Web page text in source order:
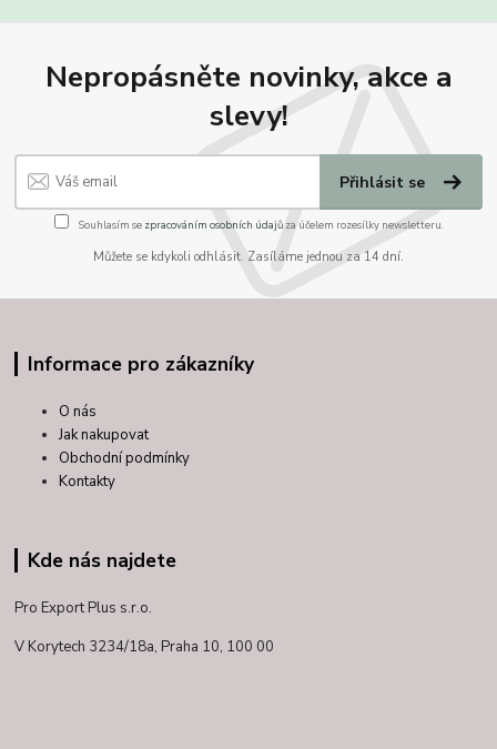
Nepropásněte novinky, akce a
slevy!
Přihlásit se
Souhlasím se zpracováním osobních údajůza účelem rozesílky newsletteru.
Můžete se kdykoli odhlásit. Zasíláme jednou za 14 dní.
Informace pro zákazníky
O nás
Jak nakupovat
Obchodní podmínky
Kontakty
Kde nás najdete
Pro Export Plus s.r.o.
V Korytech 3234/18a, Praha 10, 100 00